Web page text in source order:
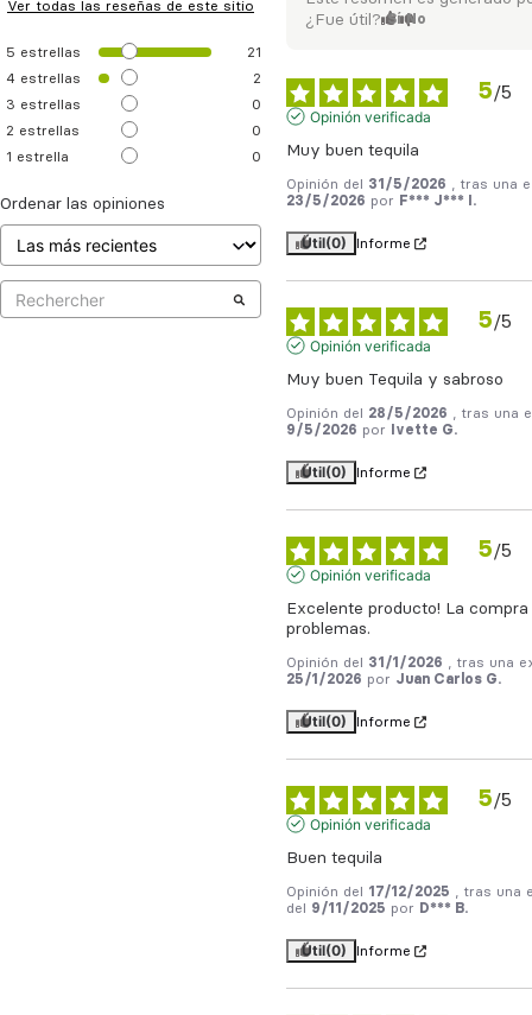
Ver todas las reseñas de este sitio
5 estrellas
21
4 estrellas
2
3 estrellas
0
2 estrellas
0
1 estrella 0
Ordenar las opiniones
¿Fue útil? Sí No
5/5
Opinión verificada
Muy buen tequila
Opinión del 31/5/2026
, tras una
23/5/2026 por F*** J*** I.
Útil(0) Informe
5/5
Opinión verificada
Muy buen Tequila y sabroso
Opinión del 28/5/2026
, tras una
9/5/2026 por Ivette G.
Útil(0) Informe
5/5
Opinión verificada
Excelente producto! La compra
problemas.
Opinión del 31/1/2026
, tras una
25/1/2026 por Juan Carlos G.
Útil(0) Informe
5/5
Opinión verificada
Buen tequila
Opinión del 17/12/2025
, tras una
del
9/11/2025 por D*** B.
Útil(0) Informe